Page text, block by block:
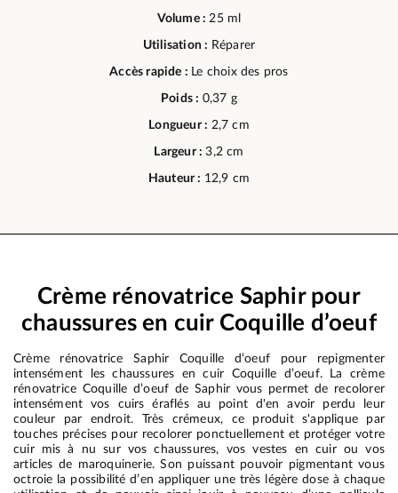
Volume :25 ml
Utilisation : Réparer
Accès rapide : Le choix des pros
Poids : 0,37 g
Longueur : 2,7 cm
Largeur :3,2 cm
Hauteur : 12,9 cm
Crème rénovatrice Saphir pour
chaussures en cuir Coquille d’oeuf
Crème rénovatrice Saphir Coquille d’oeuf pour repigmenter
intensément les chaussures en cuir Coquille d’oeuf. La crème
rénovatrice Coquille d’oeuf de Saphir vous permet de recolorer
intensément vos cuirs éraflés au point d'en avoir perdu leur
couleur par endroit. Très crémeux, ce produit s'applique par
touches précises pour recolorer ponctuellement et protéger votre
cuir mis à nu sur vos chaussures, vos vestes en cuir ou vos
articles de maroquinerie. Son puissant pouvoir pigmentant vous
octroie la possibilité d’en appliquer une très légère dose à chaque